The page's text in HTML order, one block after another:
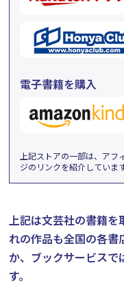
電子書籍を購入
上記ストアの一部は、ア
ジのリンクを紹介しています
上記は文芸社の書籍を
れの作品も全国の各書
か、ブックサービスで
す。